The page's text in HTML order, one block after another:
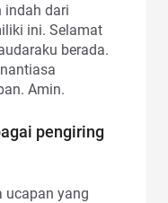
indah dari
ini. Selamat
berada.
Amin.
pengiring
ucapan yang